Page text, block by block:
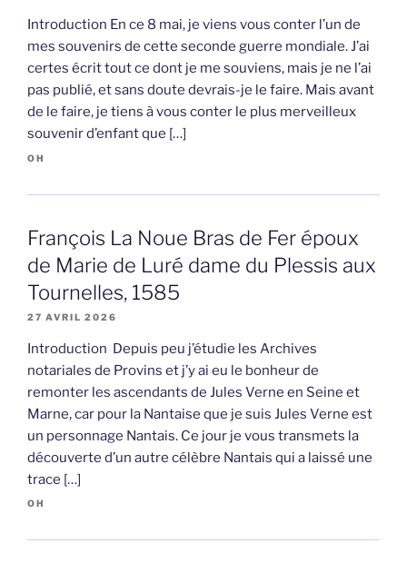
Introduction En ce 8 mai, je viens vous conter l’un de
mes souvenirs de cette seconde guerre mondiale. J’ai
certes écrit tout ce dont je me souviens, mais je ne l’ai
pas publié, et sans doute devrais-je le faire. Mais avant
de le faire, je tiens à vous conter le plus merveilleux
souvenir d’enfant que […]
OH
François La Noue Bras de Fer époux
de Marie de Luré dame du Plessis aux
Tournelles, 1585
27 AVRIL 2026
Introduction Depuis peu j’étudie les Archives
notariales de Provins et j’y ai eu le bonheur de
remonter les ascendants de Jules Verne en Seine et
Marne, car pour la Nantaise que je suis Jules Verne est
un personnage Nantais. Ce jour je vous transmets la
découverte d’un autre célèbre Nantais qui a laissé une
trace […]
OH